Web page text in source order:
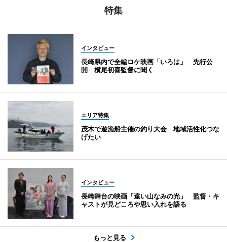
特集
インタビュー
長崎県内で全編ロケ映画「いろは」 先行公
開 横尾初喜監督に聞く
エリア特集
茂木で遊漁船主催の釣り大会 地域活性化つな
げたい
インタビュー
長崎舞台の映画「遠い山なみの光」 監督・キ
ャストが見どころや思い入れを語る
もっと見る